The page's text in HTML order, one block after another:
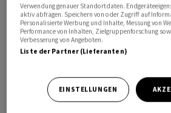
230 Franken pro Aktie wäre der
2018.
Verwendung genauer Standortdaten.
aktiv abfragen. Speichern von oder Zugriff auf
Personalisierte Werbung und Inhalte, Messung von
Performance von Inhalten, Zielgruppenforschung
Verbesserung von Angeboten.
Liste der Partner (Lieferanten)
EINSTELLUNGEN